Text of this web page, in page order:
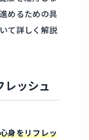
めるための具
て詳しく解説
レッシュ
身をリフレッ